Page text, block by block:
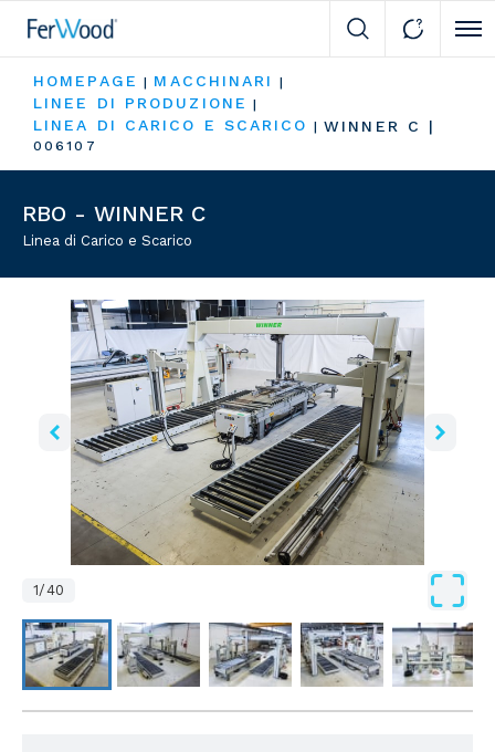
HOMEPAGE | MACCHINARI |
LINEE DI PRODUZIONE |
LINEA DI CARICO E SCARICO |WINNER C |
006107
RBO - WINNER C
Linea di Carico e Scarico
1/40